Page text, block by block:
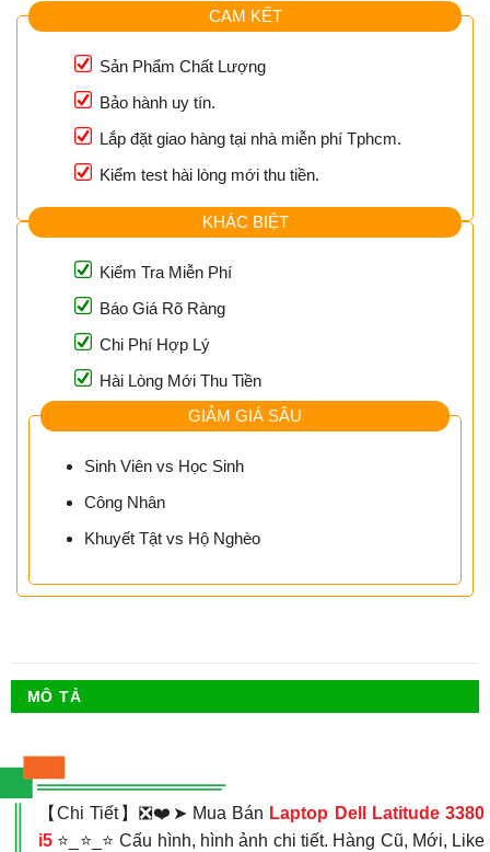
CAM KẾT
Sản Phẩm Chất Lượng
Bảo hành uy tín.
Lắp đặt giao hàng tại nhà miễn phí Tphcm.
Kiểm test hài lòng mới thu tiền.
KHÁC BIỆT
Kiểm Tra Miễn Phí
Báo Giá Rõ Ràng
Chi Phí Hợp Lý
Hài Lòng Mới Thu Tiền
GIẢM GIÁ SÂU
Sinh Viên vs Học Sinh
Công Nhân
Khuyết Tật vs Hộ Nghèo
MÔ TẢ
【Chi Tiết】❎❤️➤ Mua Bán Laptop Dell Latitude 3380
i5⭐_⭐_⭐ Cấu hình, hình ảnh chi tiết. Hàng Cũ, Mới, Like